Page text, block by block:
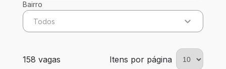
Bairro
Todos
158 vagas encontradas para 0 filtros aplicados
158 vagas Itens por página